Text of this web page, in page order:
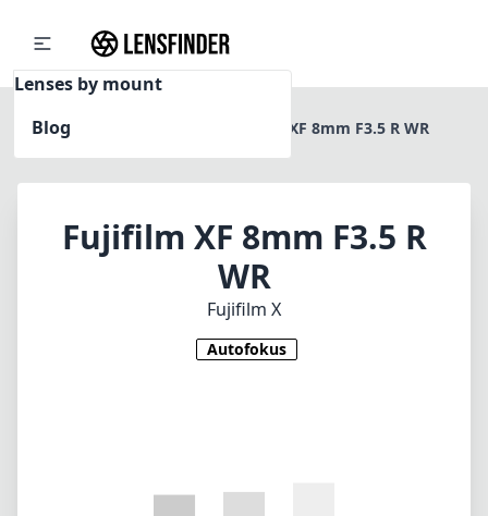
Lenses by mount
Blog
Home Fujifilm XF 8mm F3.5 R WR
Fujifilm XF 8mm F3.5 R
WR
Fujifilm X
Autofokus